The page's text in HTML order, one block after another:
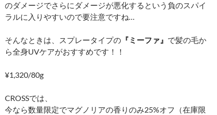
のダメージでさらにダメージが悪化するという負のスパイ
ラルに入りやすいので要注意ですね…
そんなときは、スプレータイプの 『ミーファ』 で髪の毛か
ら全身UVケアがおすすめです！！
¥1,320/80g
CROSSでは、
今なら数量限定でマグノリアの香りのみ25%オフ（在庫限